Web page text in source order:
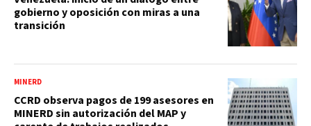
gobierno y oposición con miras a una
transición
MINERD
CCRD observa pagos de 199 asesores en
MINERD sin autorización del MAP y